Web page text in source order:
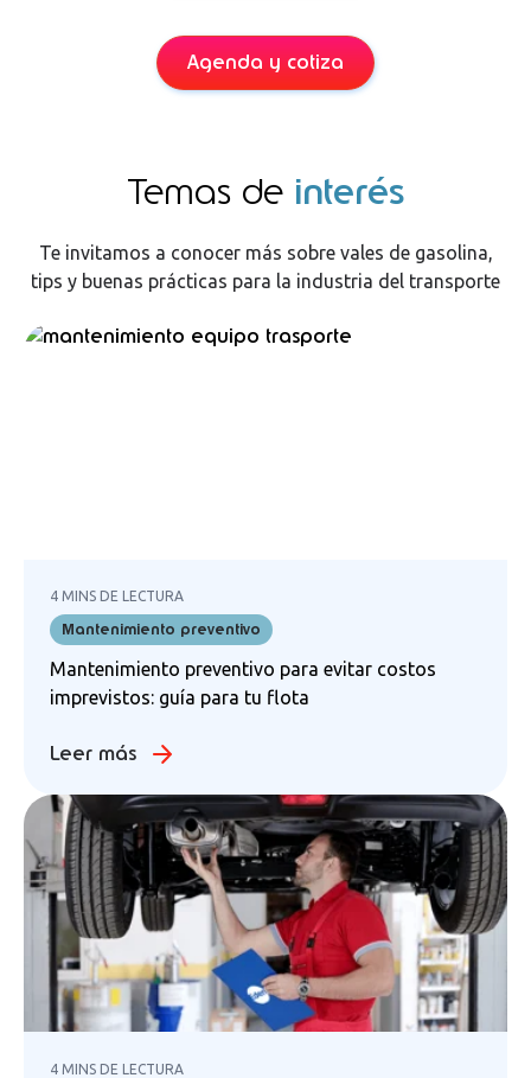
Agenda y cotiza
Temas de interés
Te invitamos a conocer más sobre vales de gasolina,
tips y buenas prácticas para la industria del transporte
4 MINS DE LECTURA
Mantenimiento preventivo
Mantenimiento preventivo para evitar costos
imprevistos: guía para tu flota
Leer más
4 MINS DE LECTURA